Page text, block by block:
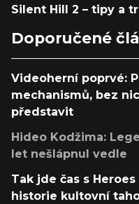
Silent Hill 2 – tipy a
Doporučené
Videoherní poprvé:
mechanismů, bez
představit
Hideo Kodžima:
let nešlápnul vedle
Tak jde čas s
historie kultovní